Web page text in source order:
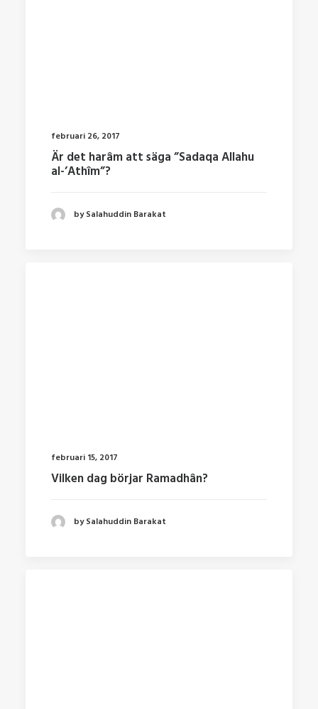
februari 26, 2017
Är det harâm att säga ”Sadaqa Allahu
al-’Athîm”?
by Salahuddin Barakat
februari 15, 2017
Vilken dag börjar Ramadhân?
by Salahuddin Barakat